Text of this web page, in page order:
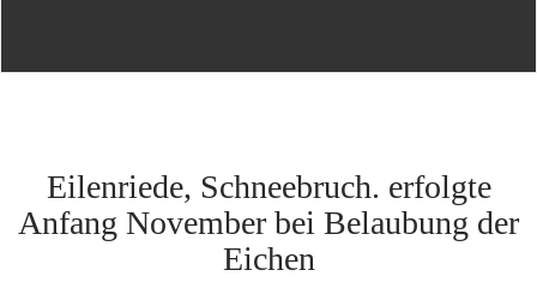
Eilenriede, Schneebruch. erfolgte
Anfang November bei Belaubung der
Eichen